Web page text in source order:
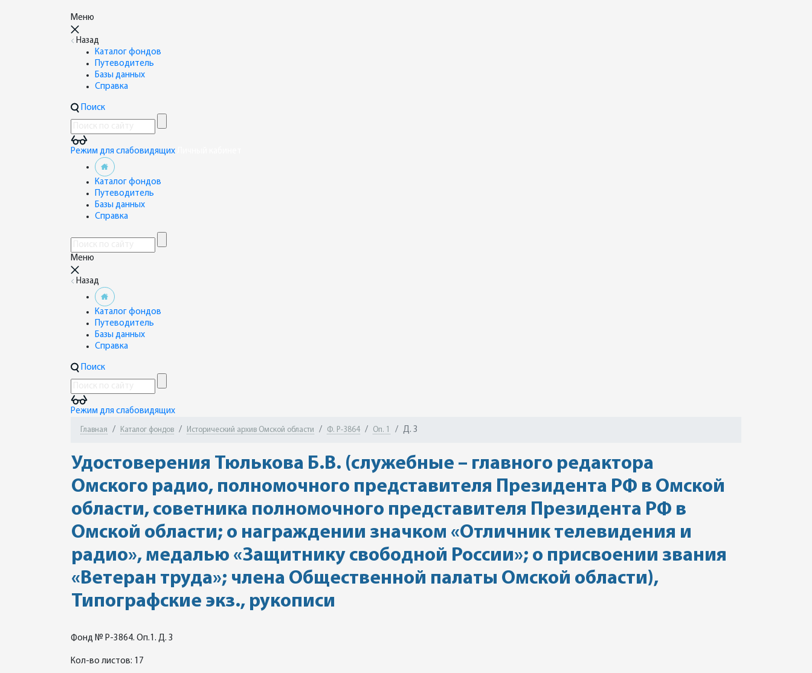
Меню
Назад
Каталог фондов
Путеводитель
Базы данных
Справка
Поиск
Режим для слабовидящих
Каталог фондов
Путеводитель
Базы данных
Справка
Меню
Назад
Каталог фондов
Путеводитель
Базы данных
Справка
Поиск
Режим для слабовидящих
Главная Каталог фондов Исторический архив Омской области Ф. Р-3864 Оп. 1 Д. 3
Удостоверения Тюлькова Б.В. (служебные – главного редактора
Омского радио, полномочного представителя Президента РФ в Омской
области, советника полномочного представителя Президента РФ в
Омской области; о награждении значком «Отличник телевидения и
радио», медалью «Защитнику свободной России»; о присвоении звания
«Ветеран труда»; члена Общественной палаты Омской области),
Типографские экз., рукописи
Фонд № Р-3864. Оп.1. Д. 3
Кол-во листов: 17